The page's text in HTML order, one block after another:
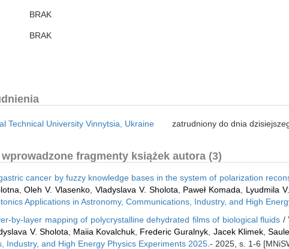
BRAK
BRAK
Technical University Vinnytsia, Ukraine zatrudniony do dnia
fragmenty książek autora (3)
cancer by fuzzy knowledge bases in the system of polarization
,Oleh V. Vlasenko Vladyslava V. Sholota Paweł Komada Lyudmila
Applications in Astronomy, Communications, Industry, and High
by-layer mapping of polycrystalline dehydrated films of biological fluids /
V. Sholota Maiia Kovalchuk Frederic Guralnyk Jacek Klimek,
Industry, and High Energy Physics Experiments 2025 .- 2025, s. 1-6